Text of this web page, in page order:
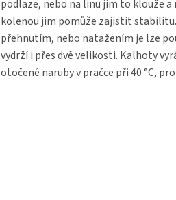
podlaze, nebo na linu jim to klouže
kolenou jim pomůže zajistit
přehnutím, nebo natažením je lze
vydrží i přes dvě velikosti. Kalhoty
otočené naruby v pračce při 40 °C,